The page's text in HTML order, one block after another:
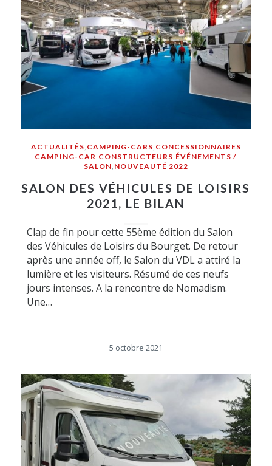
ACTUALITÉS CAMPING-CARS CONCESSIONNAIRES
CAMPING-CAR CONSTRUCTEURS ÉVÉNEMENTS /
SALON NOUVEAUTÉ 2022
SALON DES VÉHICULES DE LOISIRS
2021, LE BILAN
Clap de fin pour cette 55ème édition du Salon
des Véhicules de Loisirs du Bourget. De retour
après une année off, le Salon du VDL a attiré la
lumière et les visiteurs. Résumé de ces neufs
jours intenses. A la rencontre de Nomadism.
Une…
5 octobre 2021